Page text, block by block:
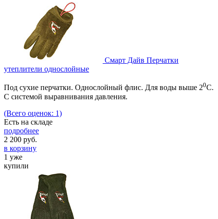
Смарт Дайв Перчатки
утеплители однослойные
Под сухие перчатки. Однослойный флис. Для воды выше 20С.
С системой выравнивания давления.
(Всего оценок: 1)
Есть на складе
подробнее
2 200 руб.
в корзину
1 уже
купили